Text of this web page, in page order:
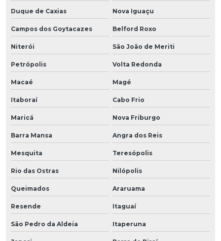
Duque de Caxias Nova Iguaçu
Campos dos Goytacazes Belford Roxo
Niterói São João de Meriti
Petrópolis Volta Redonda
Macaé Magé
Itaboraí Cabo Frio
Maricá Nova Friburgo
Barra Mansa Angra dos Reis
Mesquita Teresópolis
Rio das Ostras Nilópolis
Queimados Araruama
Resende Itaguaí
São Pedro da Aldeia Itaperuna